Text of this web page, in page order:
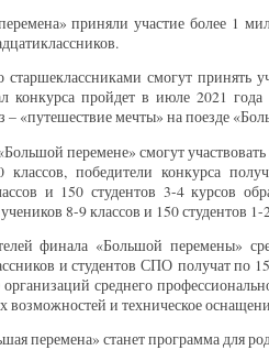
приняли участие более 1
смогут принять
пройдет в июле 2021
«путешествие мечты» на поезде
перемене» смогут
победители конкурса
и 150 студентов 3-4 курсов
8-9 классов и 150 студентов
финала «Большой перемены»
и студентов СПО получат по
среднего
возможностей и техническое
перемена» станет программа для